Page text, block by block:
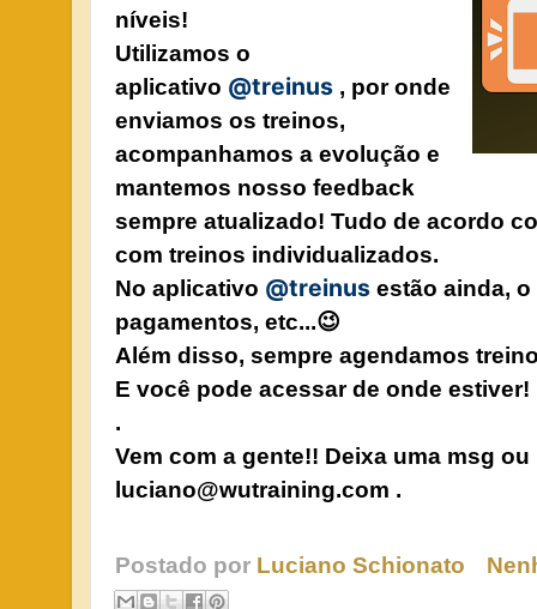
níveis!
Utilizamos o
aplicativo @treinus , por onde
enviamos os treinos,
acompanhamos a evolução e
mantemos nosso feedback
sempre atualizado! Tudo de acordo
com treinos individualizados.
No aplicativo @treinus estão ainda,
pagamentos, etc...😉
Além disso, sempre agendamos
E você pode acessar de onde estiver!
.
Vem com a gente!! Deixa uma msg
luciano@wutraining.com .
Postado por Luciano Schionato